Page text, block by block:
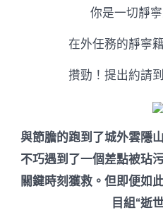
你是一切靜
在外任務的靜寧
攢勁！提出約請
與節膽的跑到了城外雲隱
不巧遇到了一個差點被玷
關鍵時刻獲救。但即便如
目組“逝